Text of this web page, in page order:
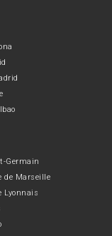
Germain
de Marseille
Lyonnais